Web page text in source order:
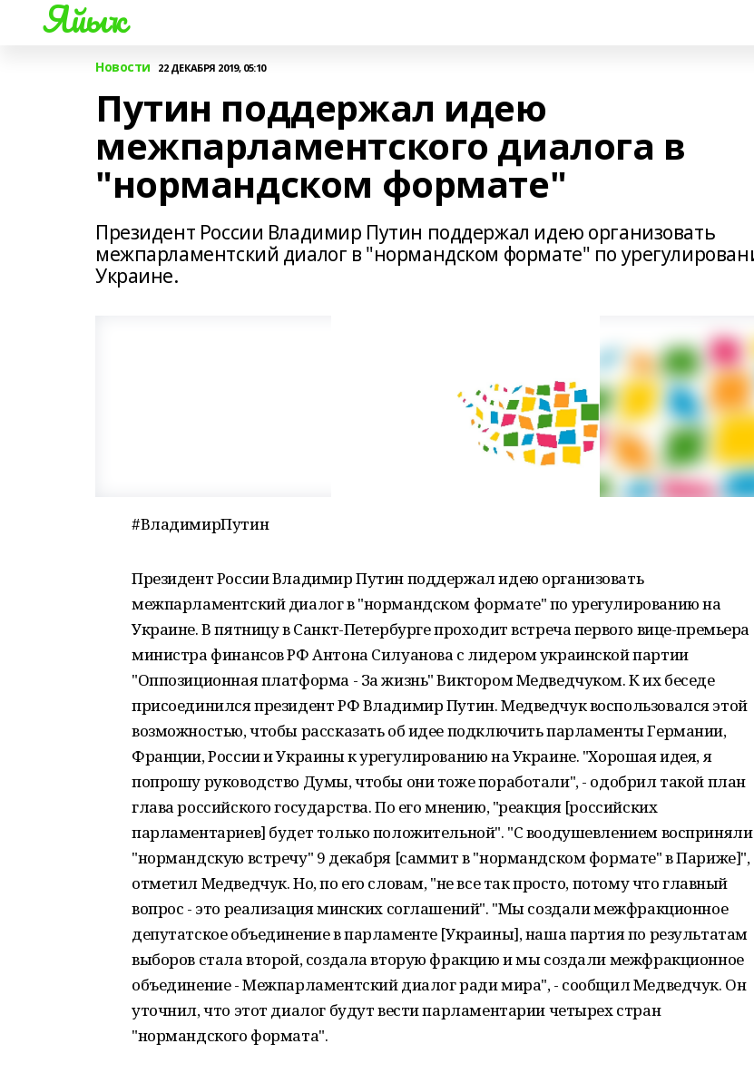
Яйыҡ
Новости 22 ДЕКАБРЯ 2019, 05:10
Путин поддержал идею
межпарламентского диалога в
"нормандском формате"
Президент России Владимир Путин поддержал идею организовать
межпарламентский диалог в "нормандском формате" по
Украине.
#ВладимирПутин
Президент России Владимир Путин поддержал идею организовать
межпарламентский диалог в "нормандском формате" по урегулированию на
Украине. В пятницу в Санкт-Петербурге проходит встреча первого вице-премьера
министра финансов РФ Антона Силуанова с лидером украинской партии
"Оппозиционная платформа - За жизнь" Виктором Медведчуком. К их беседе
присоединился президент РФ Владимир Путин. Медведчук воспользовался этой
возможностью, чтобы рассказать об идее подключить парламенты Германии,
Франции, России и Украины к урегулированию на Украине. "Хорошая идея, я
попрошу руководство Думы, чтобы они тоже поработали", - одобрил такой план
глава российского государства. По его мнению, "реакция [российских
парламентариев] будет только положительной". "С воодушевлением восприняли
"нормандскую встречу" 9 декабря [саммит в "нормандском формате" в Париже]",
отметил Медведчук. Но, по его словам, "не все так просто, потому что главный
вопрос - это реализация минских соглашений". "Мы создали межфракционное
депутатское объединение в парламенте [Украины], наша партия по результатам
выборов стала второй, создала вторую фракцию и мы создали межфракционное
объединение - Межпарламентский диалог ради мира", - сообщил Медведчук. Он
уточнил, что этот диалог будут вести парламентарии четырех стран
"нормандского формата".